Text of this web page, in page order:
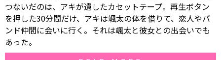
つないだのは、アキが遺したカセットテープ。再生ボタン
を押した30分間だけ、アキは颯太の体を借りて、恋人やバ
ンド仲間に会いに行く。それは颯太と彼女との出会いでも
あった――。